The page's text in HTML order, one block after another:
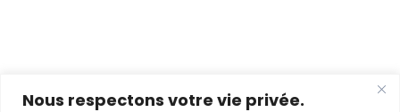
Nous respectons votre vie privée.